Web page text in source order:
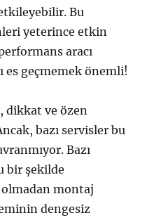
Bu
yeterince etkin
aracı
es geçmemek önemli!
dikkat ve özen
bazı servisler bu
Bazı
bir şekilde
montaj
dengesiz